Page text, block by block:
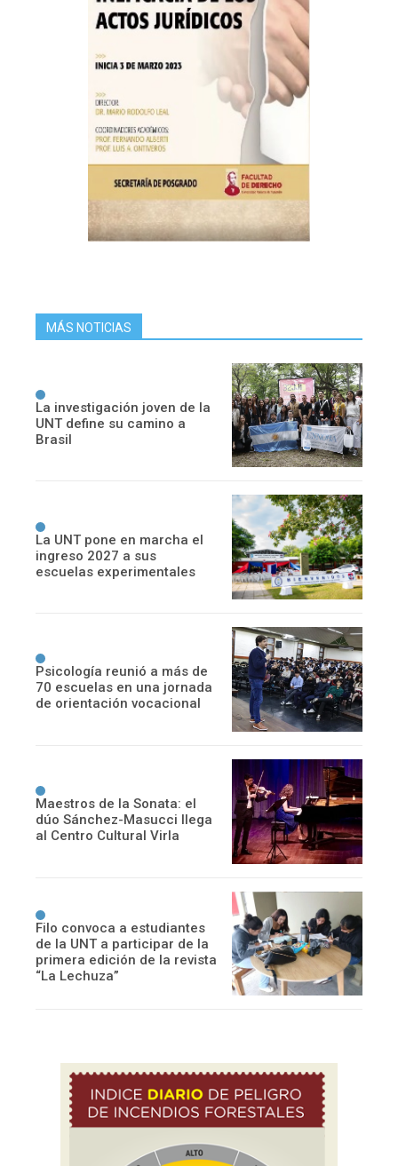
MÁS NOTICIAS
La investigación joven de la
UNT define su camino a
Brasil
La UNT pone en marcha el
ingreso 2027 a sus
escuelas experimentales
Psicología reunió a más de
70 escuelas en una jornada
de orientación vocacional
Maestros de la Sonata: el
dúo Sánchez-Masucci llega
al Centro Cultural Virla
Filo convoca a estudiantes
de la UNT a participar de la
primera edición de la revista
“La Lechuza”